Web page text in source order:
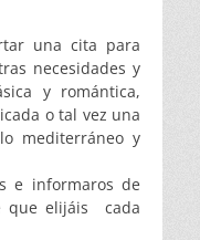
una cita para
necesidades y
y romántica,
o tal vez una
mediterráneo y
e informaros de
que elijáis cada